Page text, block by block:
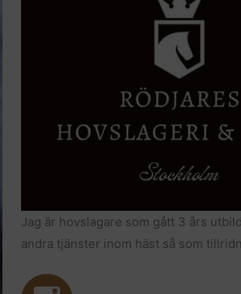
Jag är hovslagare som gått 3 års
andra tjänster inom häst så som